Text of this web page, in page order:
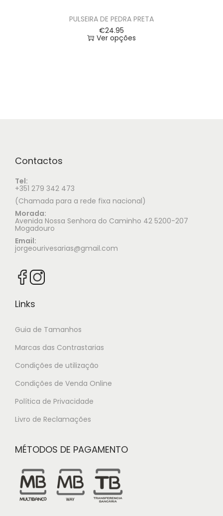
PULSEIRA DE PEDRA PRETA
€24.95
Ver opções
Contactos
Tel:
+351 279 342 473
(Chamada para a rede fixa nacional)
Morada:
Avenida Nossa Senhora do Caminho 42 5200-207
Mogadouro
Email:
jorgeourivesarias@gmail.com
Links
Guia de Tamanhos
Marcas das Contrastarias
Condições de utilização
Condições de Venda Online
Política de Privacidade
Livro de Reclamações
MÉTODOS DE PAGAMENTO